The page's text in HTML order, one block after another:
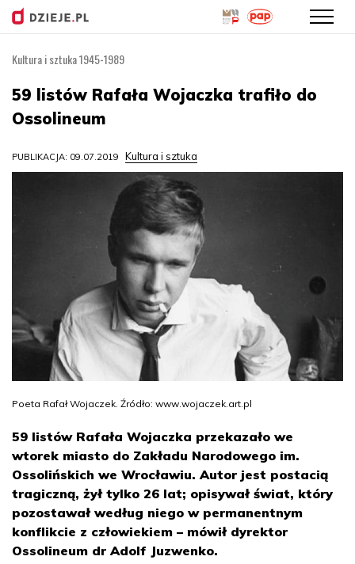
treści
Kultura i sztuka 1945-1989
59 listów Rafała Wojaczka trafiło do
Ossolineum
PUBLIKACJA: 09.07.2019 Kultura i sztuka
Poeta Rafał Wojaczek. Źródło: www.wojaczek.art.pl
59 listów Rafała Wojaczka przekazało we
wtorek miasto do Zakładu Narodowego im.
Ossolińskich we Wrocławiu. Autor jest postacią
tragiczną, żył tylko 26 lat; opisywał świat, który
pozostawał według niego w permanentnym
konflikcie z człowiekiem – mówił dyrektor
Ossolineum dr Adolf Juzwenko.